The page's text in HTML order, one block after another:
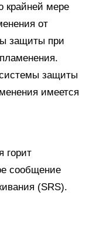
крайней мере
от
защиты при
защиты
имеется
горит
сообщение
(SRS).